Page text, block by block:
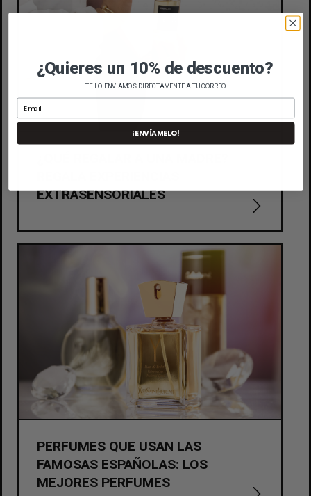
EXTRASENSORIALES
PERFUMES QUE USAN LAS
FAMOSAS ESPAÑOLAS: LOS
MEJORES PERFUMES
¿Quieres un 10% de descuento?
TE LO ENVIAMOS DIRECTAMENTE A TU CORREO
¡ENVÍAMELO!